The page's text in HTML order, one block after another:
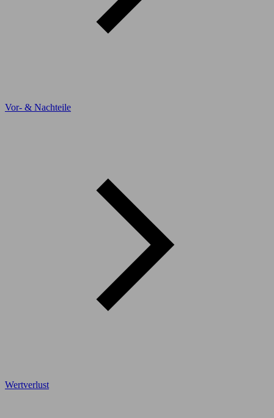
Vor- & Nachteile
Wertverlust